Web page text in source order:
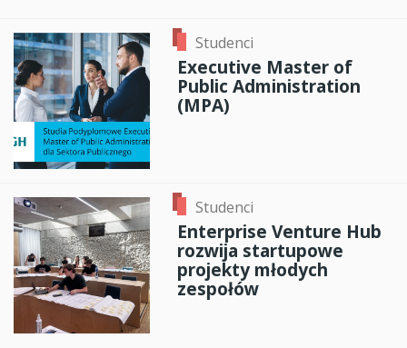
Studenci
Executive Master of
Public Administration
(MPA)
Studenci
Enterprise Venture Hub
rozwija startupowe
projekty młodych
zespołów